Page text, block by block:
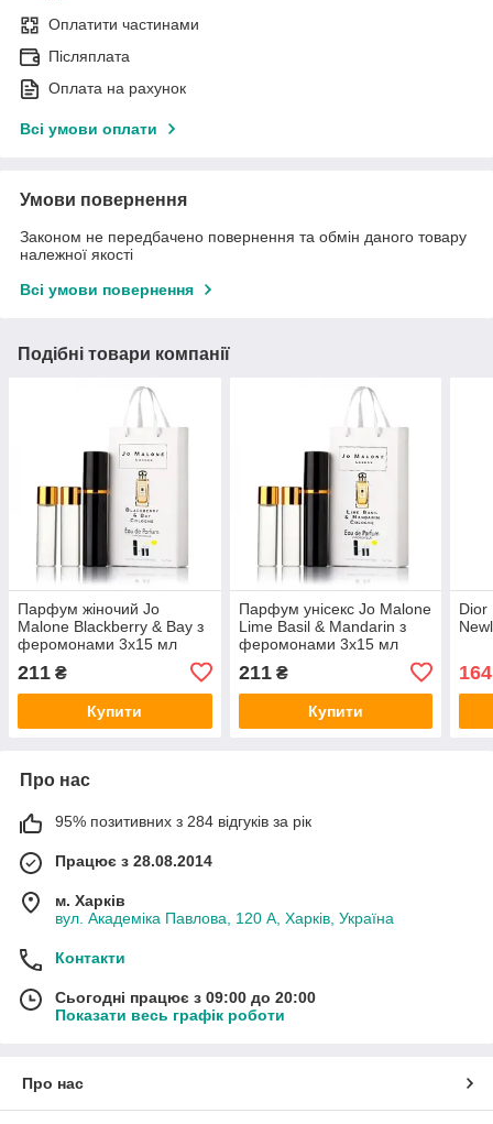
Оплатити частинами
Післяплата
Оплата на рахунок
Всі умови оплати
Умови повернення
Законом не передбачено повернення та обмін даного товару
належної якості
Всі умови повернення
Подібні товари компанії
Парфум жіночий Jo
Malone Blackberry & Bay з
феромонами 3х15 мл
211 ₴
Купити
Парфум унісекс Jo Malone
Lime Basil & Mandarin з
феромонами 3х15 мл
211₴
Купити
Dior
Про нас
95% позитивних з 284 відгуків за рік
Працює з 28.08.2014
м. Харків
вул. Академіка Павлова, 120 А, Харків, Україна
Контакти
Сьогодні працює з 09:00 до 20:00
Показати весь графік роботи
Про нас